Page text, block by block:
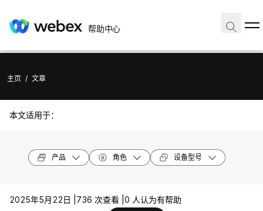
帮助中心
主页 / 文章
本文适用于：
产品 角色 设备型号
2025年5月22日 | 736 次查看 | 0 人认为有帮助